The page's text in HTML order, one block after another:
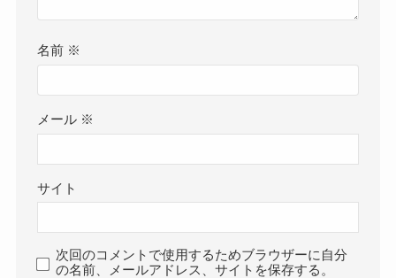
名前 ※
メール ※
サイト
次回のコメントで使用するためブラウザーに自分
の名前、メールアドレス、サイトを保存する。